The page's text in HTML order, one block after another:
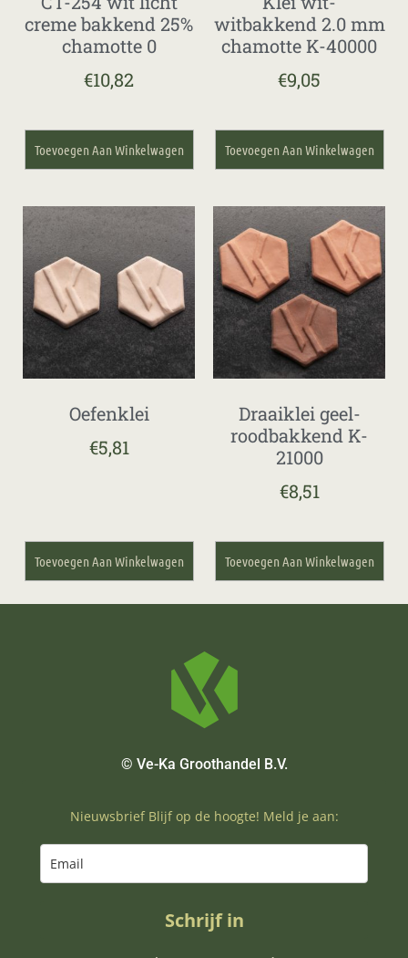
creme bakkend 25%
chamotte 0
€10,82
Toevoegen Aan Winkelwagen
witbakkend 2.0 mm
chamotte K-40000
€9,05
Toevoegen Aan Winkelwagen
Oefenklei
€5,81
Toevoegen Aan Winkelwagen
Draaiklei geel-
roodbakkend K-
21000
€8,51
Toevoegen Aan Winkelwagen
© Ve-Ka Groothandel B.V.
Nieuwsbrief Blijf op de hoogte! Meld je aan:
Schrijf in